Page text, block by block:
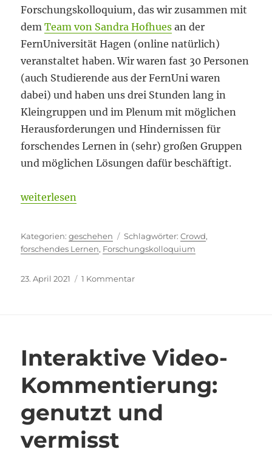
Forschungskolloquium, das wir zusammen mit
demTeam von Sandra Hofhues an der
FernUniversität Hagen (online natürlich)
veranstaltet haben. Wir waren fast 30 Personen
(auch Studierende aus der FernUni waren
dabei) und haben uns drei Stunden lang in
Kleingruppen und im Plenum mit möglichen
Herausforderungen und Hindernissen für
forschendes Lernen in (sehr) großen Gruppen
und möglichen Lösungen dafür beschäftigt.
„Was sind Viele beim forschenden Lernen?“
weiterlesen
Kategorien
geschehen Schlagwörter
Crowd,
forschendes Lernen, Forschungskolloquium
Veröffentlicht
23. April 2021 1 Kommentarzu
Lernen?
Interaktive Video-
Kommentierung:
genutzt und
vermisst